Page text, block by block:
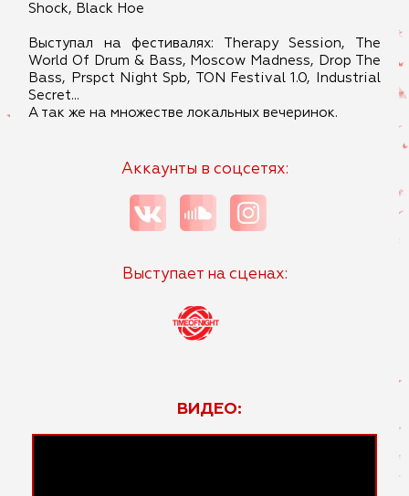
Shock, Black Hoe
Выступал на фестивалях: Therapy Session, The
World Of Drum & Bass, Moscow Madness, Drop The
Bass, Prspct Night Spb, TON Festival 1.0, Industrial
Secret...
А так же на множестве локальных вечеринок.
Аккаунты в соцсетях:
Выступает на сценах:
ВИДЕО: